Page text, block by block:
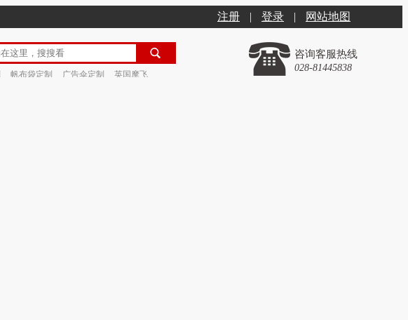
注册 | 登录 | 网站地图
帆布袋定制 广告伞定制 英国摩飞
咨询客服热线
028-81445838